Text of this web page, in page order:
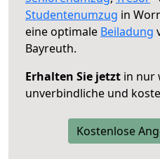
Studentenumzug in
eine optimale Beiladung
Bayreuth.
Erhalten Sie jetzt in nur
unverbindliche und
Kostenlose